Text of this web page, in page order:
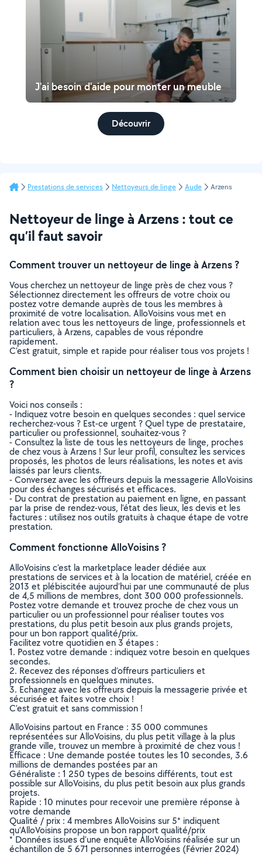
J'ai besoin d'aide pour monter un meuble
Découvrir
Prestations de services Nettoyeurs de linge Aude Arzens
Nettoyeur de linge à Arzens : tout ce
qu’il faut savoir
Comment trouver un nettoyeur de linge à Arzens ?
Vous cherchez un nettoyeur de linge près de chez vous ?
Sélectionnez directement les offreurs de votre choix ou
postez votre demande auprès de tous les membres à
proximité de votre localisation. AlloVoisins vous met en
relation avec tous les nettoyeurs de linge, professionnels et
particuliers, à Arzens, capables de vous répondre
rapidement.
C’est gratuit, simple et rapide pour réaliser tous vos projets !
Comment bien choisir un nettoyeur de linge à Arzens
?
Voici nos conseils :
- Indiquez votre besoin en quelques secondes : quel service
recherchez-vous ? Est-ce urgent ? Quel type de prestataire,
particulier ou professionnel, souhaitez-vous ?
- Consultez la liste de tous les nettoyeurs de linge, proches
de chez vous à Arzens ! Sur leur profil, consultez les services
proposés, les photos de leurs réalisations, les notes et avis
laissés par leurs clients.
- Conversez avec les offreurs depuis la messagerie AlloVoisins
pour des échanges sécurisés et efficaces.
- Du contrat de prestation au paiement en ligne, en passant
par la prise de rendez-vous, l’état des lieux, les devis et les
factures : utilisez nos outils gratuits à chaque étape de votre
prestation.
Comment fonctionne AlloVoisins ?
AlloVoisins c’est la marketplace leader dédiée aux
prestations de services et à la location de matériel, créée en
2013 et plébiscitée aujourd’hui par une communauté de plus
de 4,5 millions de membres, dont 300 000 professionnels.
Postez votre demande et trouvez proche de chez vous un
particulier ou un professionnel pour réaliser toutes vos
prestations, du plus petit besoin aux plus grands projets,
pour un bon rapport qualité/prix.
Facilitez votre quotidien en 3 étapes :
1. Postez votre demande : indiquez votre besoin en quelques
secondes.
2. Recevez des réponses d’offreurs particuliers et
professionnels en quelques minutes.
3. Echangez avec les offreurs depuis la messagerie privée et
sécurisée et faites votre choix !
C’est gratuit et sans commission !
AlloVoisins partout en France : 35 000 communes
représentées sur AlloVoisins, du plus petit village à la plus
grande ville, trouvez un membre à proximité de chez vous !
Efficace : Une demande postée toutes les 10 secondes, 3.6
millions de demandes postées par an
Généraliste : 1 250 types de besoins différents, tout est
possible sur AlloVoisins, du plus petit besoin aux plus grands
projets.
Rapide : 10 minutes pour recevoir une première réponse à
votre demande
Qualité / prix : 4 membres AlloVoisins sur 5* indiquent
qu’AlloVoisins propose un bon rapport qualité/prix
* Données issues d’une enquête AlloVoisins réalisée sur un
échantillon de 5 671 personnes interrogées (Février 2024)